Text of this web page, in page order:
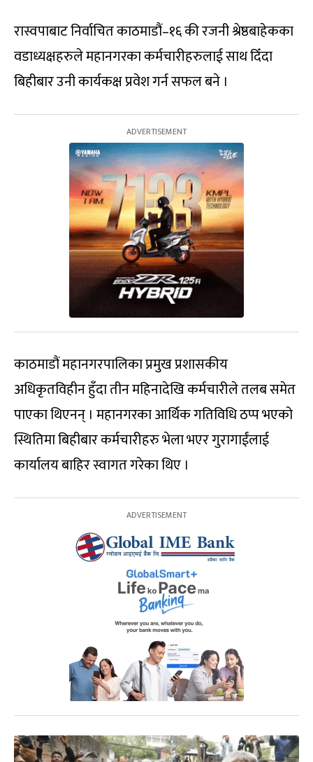
रास्वपाबाट निर्वाचित काठमाडौं–१६ की रजनी श्रेष्ठबाहेकका
वडाध्यक्षहरुले महानगरका कर्मचारीहरुलाई साथ दिँदा
बिहीबार उनी कार्यकक्ष प्रवेश गर्न सफल बने ।
काठमाडौं महानगरपालिका प्रमुख प्रशासकीय
अधिकृतविहीन हुँदा तीन महिनादेखि कर्मचारीले तलब समेत
पाएका थिएनन् । महानगरका आर्थिक गतिविधि ठप्प भएको
स्थितिमा बिहीबार कर्मचारीहरु भेला भएर गुरागाईंलाई
कार्यालय बाहिर स्वागत गरेका थिए ।